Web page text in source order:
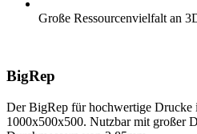
Große Ressourcenvielfalt an
BigRep
Der BigRep für hochwertige Drucke
1000x500x500. Nutzbar mit großer